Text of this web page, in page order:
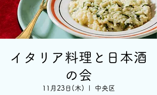
イタリア料理と日本酒
の会
11月23日(木) 中央区